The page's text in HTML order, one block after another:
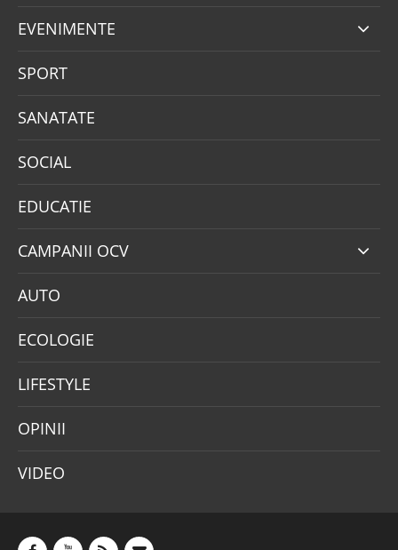
EVENIMENTE
SPORT
SANATATE
SOCIAL
EDUCATIE
CAMPANII OCV
AUTO
ECOLOGIE
LIFESTYLE
OPINII
VIDEO